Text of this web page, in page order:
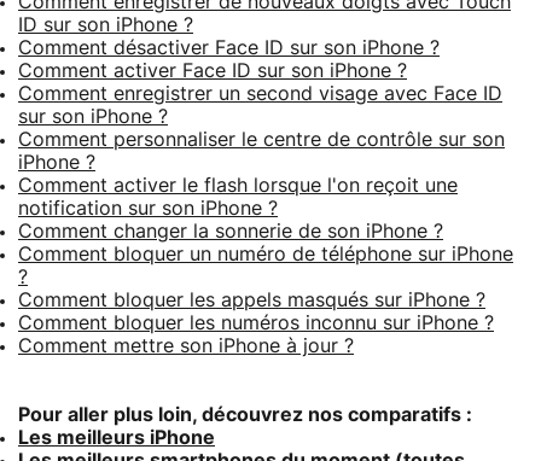
ID sur son iPhone ?
Comment désactiver Face ID sur son iPhone ?
Comment activer Face ID sur son iPhone ?
Comment enregistrer un second visage avec Face ID
sur son iPhone ?
Comment personnaliser le centre de contrôle sur son
iPhone ?
Comment activer le flash lorsque l'on reçoit une
notification sur son iPhone ?
Comment changer la sonnerie de son iPhone ?
Comment bloquer un numéro de téléphone sur iPhone
?
Comment bloquer les appels masqués sur iPhone ?
Comment bloquer les numéros inconnu sur iPhone ?
Comment mettre son iPhone à jour ?
Pour aller plus loin, découvrez nos comparatifs :
Les meilleurs iPhone